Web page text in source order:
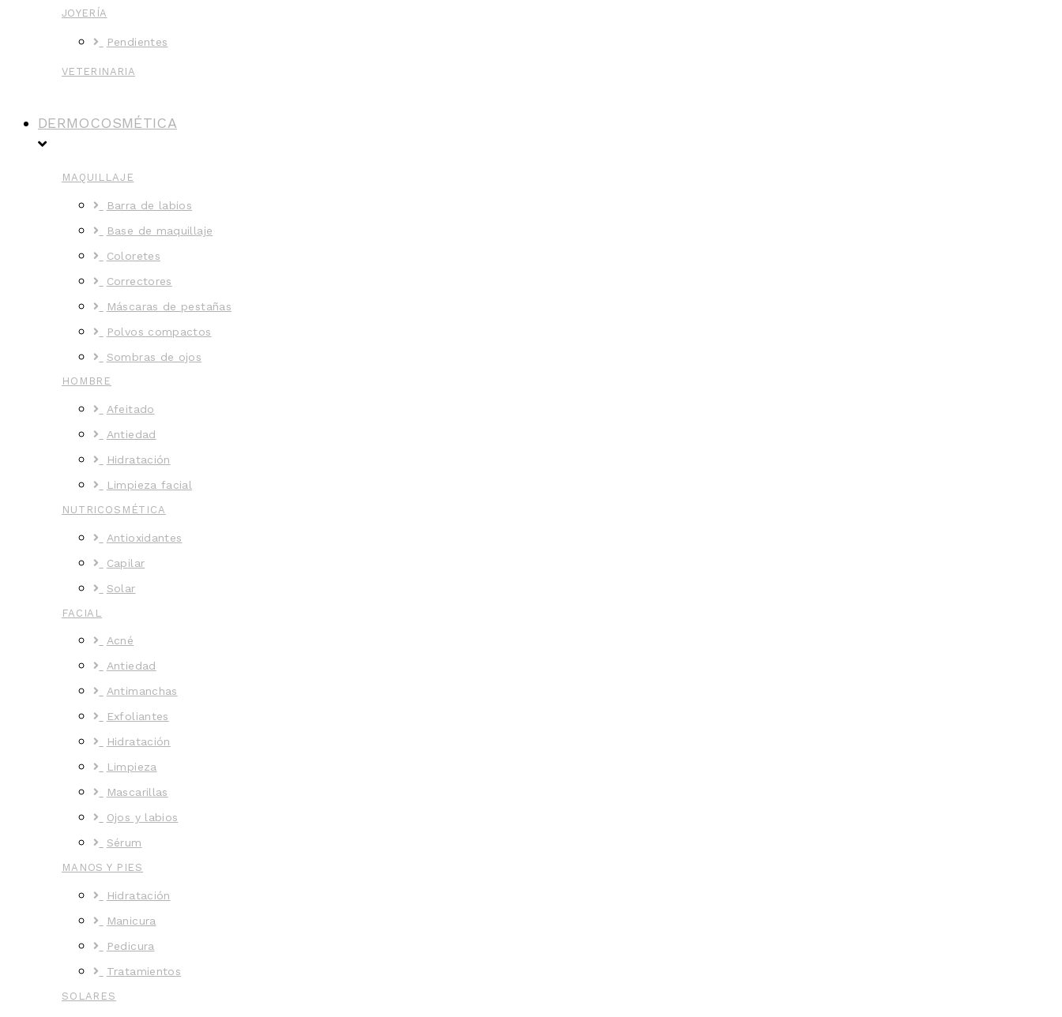
JOYERÍA
Pendientes
VETERINARIA
DERMOCOSMÉTICA
MAQUILLAJE
Barra de labios
Base de maquillaje
Coloretes
Correctores
Máscaras de pestañas
Polvos compactos
Sombras de ojos
HOMBRE
Afeitado
Antiedad
Hidratación
Limpieza facial
NUTRICOSMÉTICA
Antioxidantes
Capilar
Solar
FACIAL
Acné
Antiedad
Antimanchas
Exfoliantes
Hidratación
Limpieza
Mascarillas
Ojos y labios
Sérum
MANOS Y PIES
Hidratación
Manicura
Pedicura
Tratamientos
SOLARES